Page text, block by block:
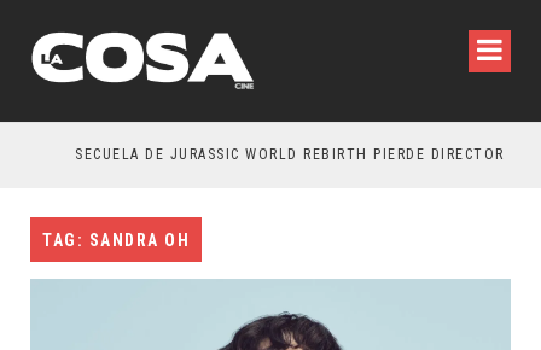
SECUELA DE JURASSIC WORLD REBIRTH PIERDE DIRECTOR
TAG: SANDRA OH